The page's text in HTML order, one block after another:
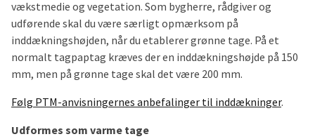
vækstmedie og vegetation. Som bygherre, rådgiver og
udførende skal du være særligt opmærksom på
inddækningshøjden, når du etablerer grønne tage. På et
normalt tagpaptag kræves der en inddækningshøjde på 150
mm, men på grønne tage skal det være 200 mm.
Følg PTM-anvisningernes anbefalinger til inddækninger.
Udformes som varme tage